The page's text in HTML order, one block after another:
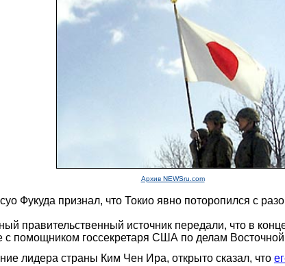
Архив NEWSru.com
Фукуда признал, что Токио явно поторопился с
правительственный источник передали, что в
помощником госсекретаря США по делам
лидера страны Ким Чен Ира, открыто сказал, что